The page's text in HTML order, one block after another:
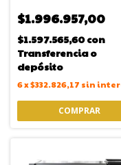
$1.996.957,00
$1.597.565,60con
Transferencia o
depósito
6x$332.826,17 sin